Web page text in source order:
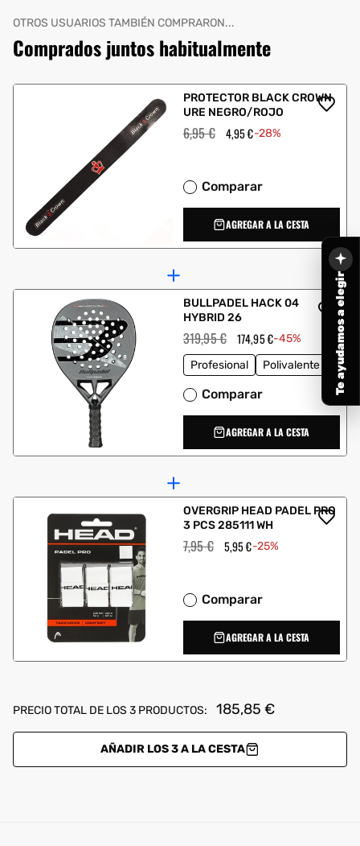
OTROS USUARIOS TAMBIÉN COMPRARON...
Comprados juntos habitualmente
PROTECTOR BLACK CROWN
URE NEGRO/ROJO
Precio
habitual
6,95 € Precio
de
4,95 €-28%
Comparar
AGREGAR A LA CESTA
BULLPADEL HACK 04
HYBRID 26
Precio
habitual
319,95 € Precio
de
oferta
174,95 €-45%
Profesional
Polivalente
Comparar
AGREGAR A LA CESTA
OVERGRIP HEAD PADEL PRO
3 PCS 285111 WH
Precio
habitual
7,95 € Precio
de
5,95 €-25%
Comparar
AGREGAR A LA CESTA
PRECIO TOTAL DE LOS 3 PRODUCTOS: 185,85 €
AÑADIR LOS 3 A LA CESTA
Te ayudamos a elegir